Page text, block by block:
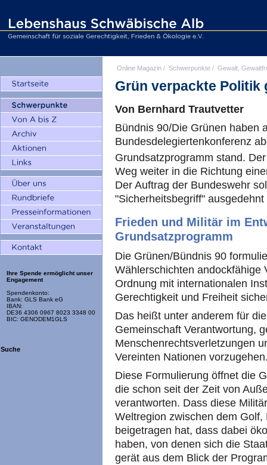
Ihre Spende ermöglicht unser
Engagement
Spendenkonto:
Bank: GLS Bank eG
IBAN:
DE36 4306 0967 8023 3348 00
BIC: GENODEM1GLS
Suche
Online Magazin / Schwerpunkte / Gewalt,
Grün verpackte Politik
Von Bernhard Trautvetter
Bündnis 90/Die Grünen haben
Bundesdelegiertenkonferenz
Grundsatzprogramm stand.
Weg weiter in die Richtung
Der Auftrag der Bundeswehr
"Sicherheitsbegriff"
Frieden und Militär im
Grundsatzprogramm
Die Grünen/Bündnis 90
Wählerschichten andockfähige
Ordnung mit internationalen
Gerechtigkeit und Freiheit
Das heißt unter anderem für
Gemeinschaft Verantwortung,
Menschenrechtsverletzungen
Vereinten Nationen
Diese Formulierung öffnet die
die schon seit der Zeit von
verantworten. Dass diese
Weltregion zwischen dem
beigetragen hat, dass dabei
haben, von denen sich die
gerät aus dem Blick der